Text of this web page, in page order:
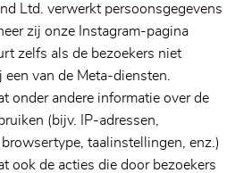
Ltd. verwerkt persoonsgegevens
zij onze Instagram-pagina
zelfs als de bezoekers niet
van de Meta-diensten.
onder andere informatie over de
(bijv. IP-adressen,
taalinstellingen, enz.)
ook de acties die door bezoekers